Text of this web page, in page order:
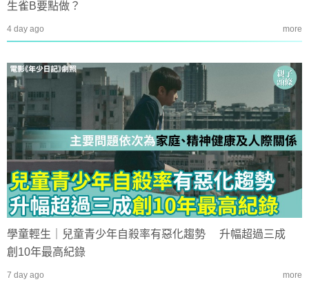
生雀B要點做？
4 day ago more
學童輕生｜兒童青少年自殺率有惡化趨勢 升幅超過三成
創10年最高紀錄
7 day ago more